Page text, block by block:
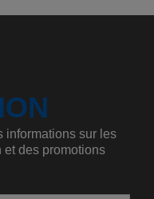
informations sur les
et des promotions